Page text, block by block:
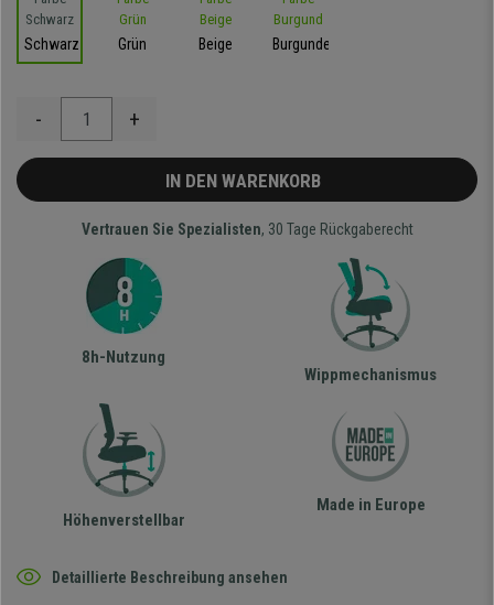
Schwarz Grün Beige Burgunder
- +
IN DEN WARENKORB
Vertrauen Sie Spezialisten, 30 Tage Rückgaberecht
8h-Nutzung
Wippmechanismus
Höhenverstellbar
Made in Europe
Detaillierte Beschreibung ansehen